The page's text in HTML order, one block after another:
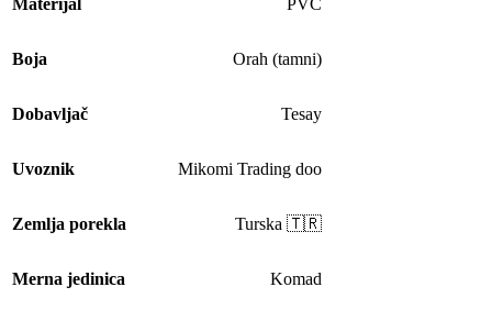
Boja Orah (tamni)
Dobavljač Tesay
Uvoznik Mikomi Trading doo
Zemlja porekla Turska 🇹🇷
Merna jedinica Komad